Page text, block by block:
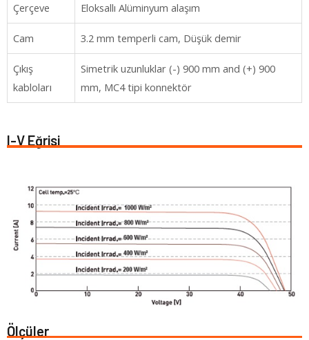
Çerçeve Eloksallı Alüminyum alaşım
Cam 3.2 mm temperli cam, Düşük demir
Çıkış
kabloları
Simetrik uzunluklar (-) 900 mm and (+) 900
mm, MC4 tipi konnektör
I-V Eğrisi
Ölçüler